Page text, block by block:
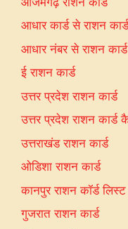
आधार कार्ड से राशन
आधार नंबर से राशन
ई राशन कार्ड
उत्तर प्रदेश राशन कार्ड
उत्तर प्रदेश राशन
उत्तराखंड राशन कार्ड
ओडिशा राशन कार्ड
कानपुर राशन कॉर्ड लिस्ट
गुजरात राशन कार्ड